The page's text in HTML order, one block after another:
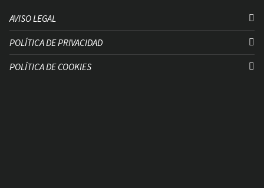
AVISO LEGAL
POLÍTICA DE PRIVACIDAD
POLÍTICA DE COOKIES